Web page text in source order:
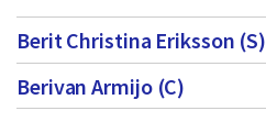
Berit Christina Eriksson (S)
Berivan Armijo (C)